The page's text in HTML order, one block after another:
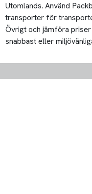
Utomlands. Använd
transporter för
Övrigt och jämföra
snabbast eller